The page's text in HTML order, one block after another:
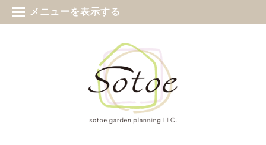
メニューを表示する
tel 0187-73-5388